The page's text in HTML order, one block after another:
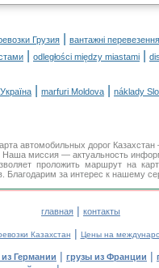
Грузия вантажні
odległości między miastami
marfuri Moldova náklady
автомобильных дорог
Наша миссия — актуальность
проложить маршрут на
Благодарим за интерес к нашему
главная | контакты
Казахстан | Цены на
Германии | грузы из Франции |